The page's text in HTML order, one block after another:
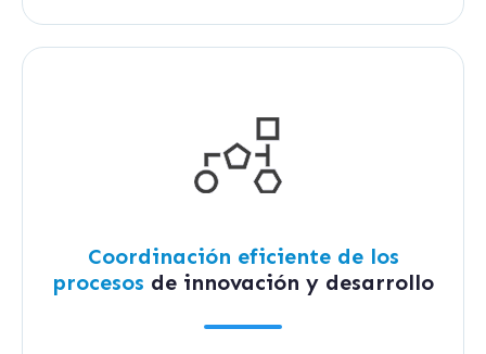
Coordinación eficiente de los
procesos de innovación y desarrollo